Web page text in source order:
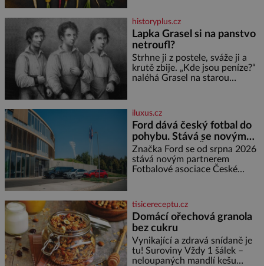
oranžová. Je fialová, žlutá, bílá,
někdy dokonce téměř černá. Až
díky stovkám let pečlivého
šlechtění se z ní stává zelenina,
bez které si českou zahradu ani
nedokážeme představit. Její
příběh je
historyplus.cz
Lapka Grasel si na panstvo
netroufl?
Strhne ji z postele, sváže ji a
krutě zbije. „Kde jsou peníze?“
naléhá Grasel na starou
nemůže, protože žádné nemá,
spokojí se lupič s několika
měďáky a štůčky látky. Zraněná
žena pár dní nato umírá. Je to
muž nebývale krutý. Jeho činy
budí hrůzu ještě dlouho po jeho
smrti
iluxus.cz
Ford dává český fotbal do
pohybu. Stává se novým
partnerem FAČR
Značka Ford se od srpna 2026
stává novým partnerem
Fotbalové asociace České
asociace, reprezentačních týmů
i českého fotbalu v regionech.
Partner
tisicereceptu.cz
Domácí ořechová granola
bez cukru
Vynikající a zdravá snídaně je
tu! Suroviny Vždy 1 šálek –
neloupaných mandlí kešu